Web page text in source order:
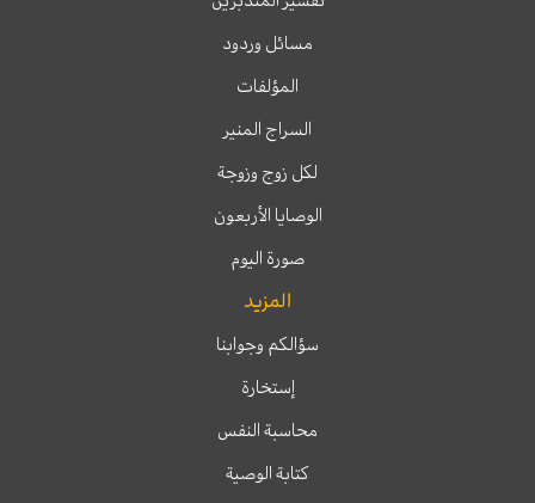
مسائل وردود
المؤلفات
السراج المنير
لكل زوج وزوجة
الوصايا الأربعون
صورة اليوم
المزيد
سؤالكم وجوابنا
إستخارة
محاسبة النفس
كتابة الوصية